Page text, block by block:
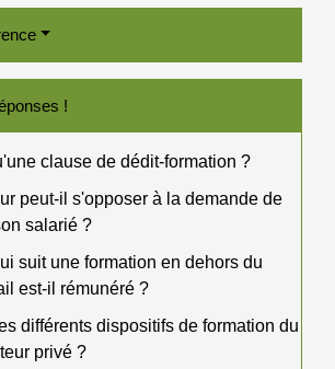
!
clause de dédit-formation ?
peut-il s'opposer à la demande de
salarié ?
suit une formation en dehors du
est-il rémunéré ?
différents dispositifs de formation du
privé ?